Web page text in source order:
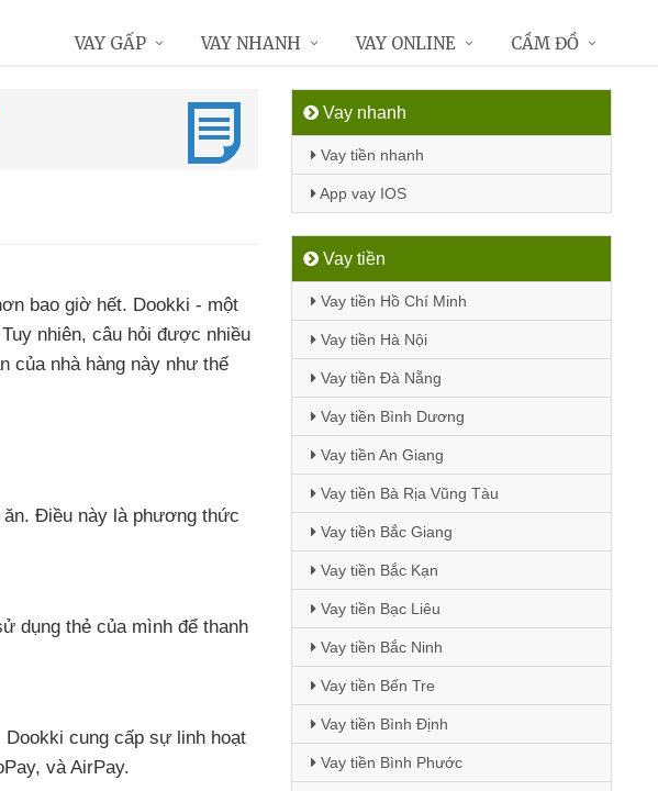
bao giờ hết. Dookki - một
nhiên, câu hỏi được nhiều
của nhà hàng này như thế
ăn. Điều này là phương thức
dụng thẻ của mình để thanh
cung cấp sự linh hoạt
và AirPay.
Vay nhanh
Vay tiền nhanh
App vay IOS
Vay tiền
Vay tiền Hồ Chí Minh
Vay tiền Hà Nội
Vay tiền Đà Nẵng
Vay tiền Bình Dương
Vay tiền An Giang
Vay tiền Bà Rịa Vũng Tàu
Vay tiền Bắc Giang
Vay tiền Bắc Kạn
Vay tiền Bạc Liêu
Vay tiền Bắc Ninh
Vay tiền Bến Tre
Vay tiền Bình Định
Vay tiền Bình Phước
VAY GẤP VAY NHANH VAY ONLINE CẦM ĐỒ